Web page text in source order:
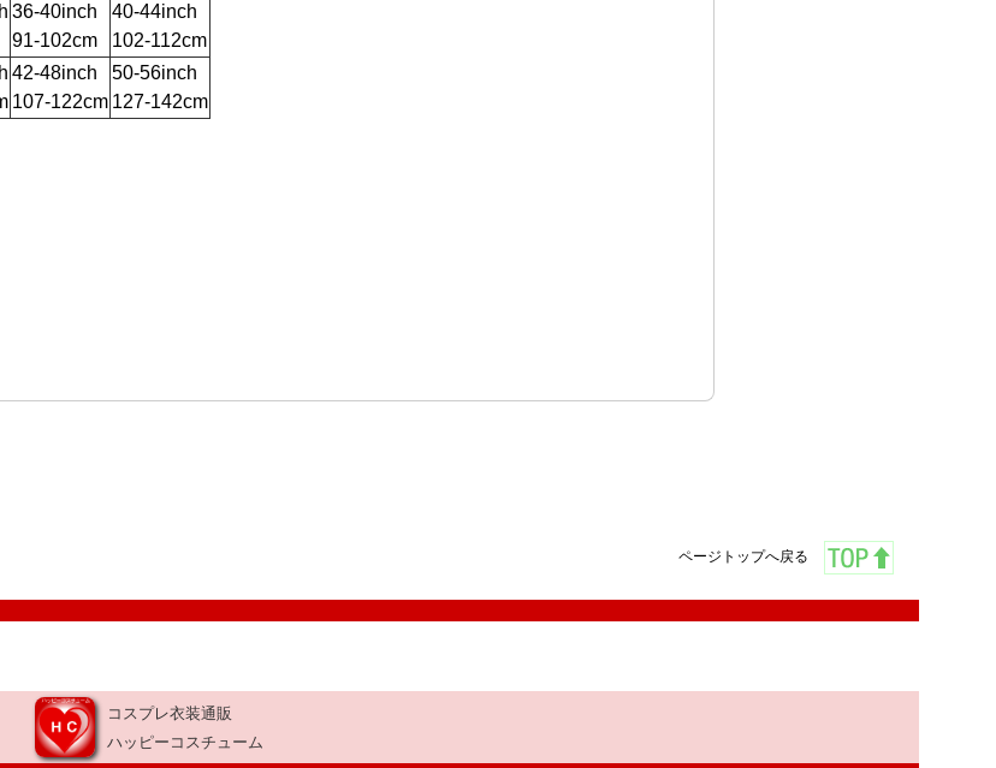
36-40inch
91-102cm
40-44inch
102-112cm
42-48inch
107-122cm
50-56inch
127-142cm
ページトップへ戻る
コスプレ衣装通販
ハッピーコスチューム